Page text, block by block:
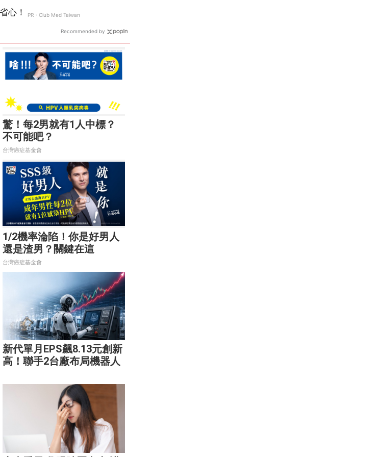
驚！每2男就有1人中標？
不可能吧？
台灣癌症基金會
1/2機率淪陷！你是好男人
還是渣男？關鍵在這
台灣癌症基金會
新代單月EPS飆8.13元創新
高！聯手2台廠布局機器人
Recommended by